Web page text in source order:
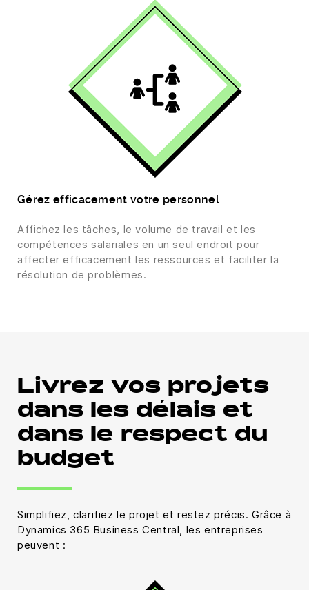
Gérez efficacement votre personnel
Affichez les tâches, le volume de travail et les
compétences salariales en un seul endroit pour
affecter efficacement les ressources et faciliter la
résolution de problèmes.
Livrez vos projets
dans les délais et
dans le respect du
budget
Simplifiez, clarifiez le projet et restez précis. Grâce à
Dynamics 365 Business Central, les entreprises
peuvent :